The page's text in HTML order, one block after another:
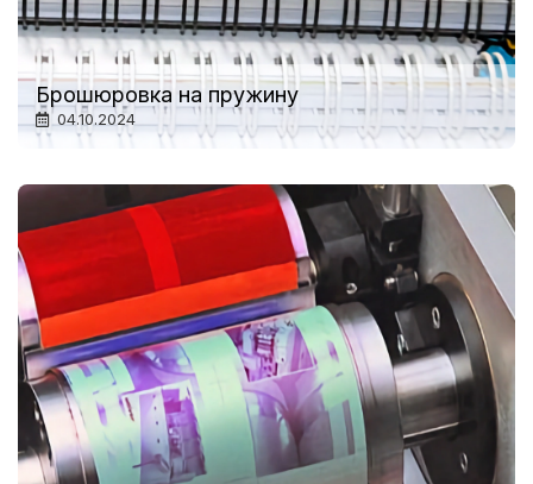
Брошюровка на пружину
04.10.2024